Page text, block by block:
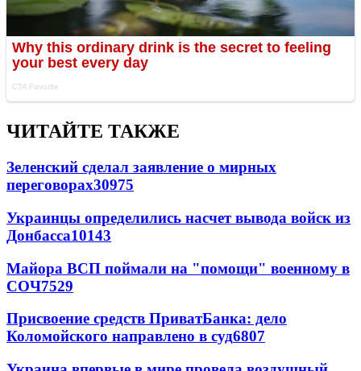
ЧИТАЙТЕ ТАКЖЕ
Зеленский сделал заявление о мирных
переговорах30975
Украинцы определились насчет вывода войск из
Донбасса10143
Майора ВСП поймали на "помощи" военному в
СОЧ7529
Присвоение средств ПриватБанка: дело
Коломойского направлено в суд6807